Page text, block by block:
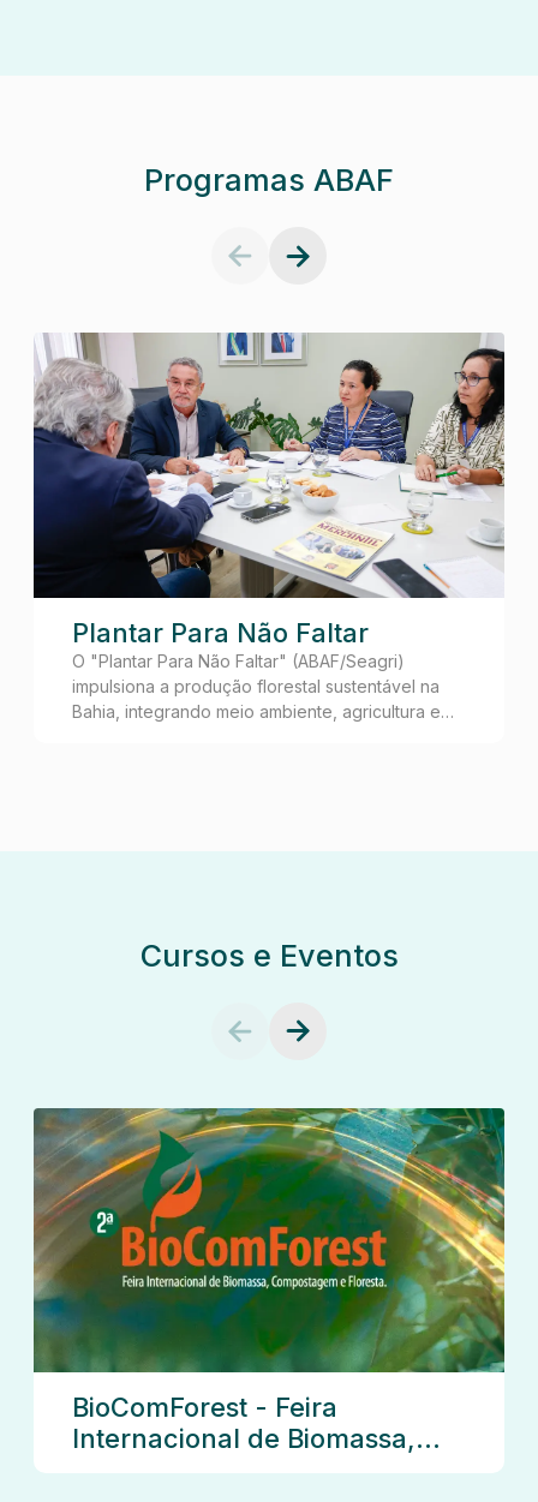
Programas ABAF
Plantar Para Não Faltar
O "Plantar Para Não Faltar" (ABAF/Seagri)
impulsiona a produção florestal sustentável na
Bahia, integrando meio ambiente, agricultura e
Cursos e Eventos
BioComForest - Feira
Internacional de Biomassa,
Compostagem e Floresta